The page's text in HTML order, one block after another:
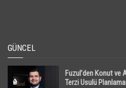
GÜNCEL
Fuzul’den Konut ve
Terzi Usulü Planlama